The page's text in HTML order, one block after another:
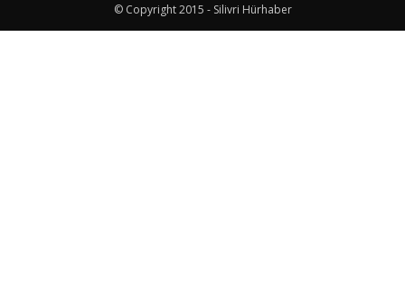
© Copyright 2015 - Silivri Hürhaber